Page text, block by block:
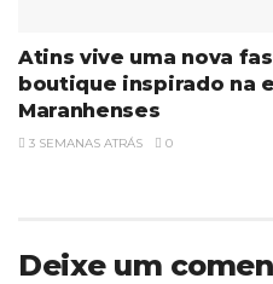
Atins vive uma nova
boutique inspirado na
Maranhenses
3 SEMANAS ATRÁS 0
Deixe um